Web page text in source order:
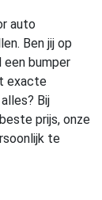
auto
Ben jij op
een bumper
exacte
Bij
prijs, onze
te